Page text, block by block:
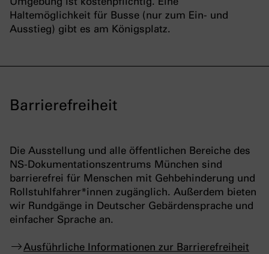
Haltemöglichkeit für Busse (nur zum Ein- und
Ausstieg) gibt es am Königsplatz.
Barrierefreiheit
Die Ausstellung und alle öffentlichen Bereiche des
NS-Dokumentationszentrums München sind
barrierefrei für Menschen mit Gehbehinderung und
Rollstuhlfahrer*innen zugänglich. Außerdem bieten
wir Rundgänge in Deutscher Gebärdensprache und
einfacher Sprache an.
Ausführliche Informationen zur Barrierefreiheit